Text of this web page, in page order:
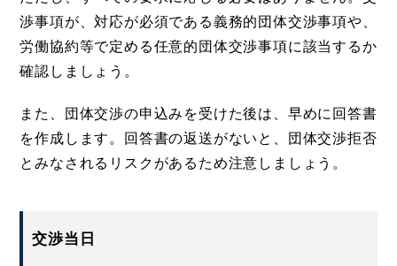
渉事項が、対応が必須である義務的団体交渉事項や、
労働協約等で定める任意的団体交渉事項に該当するか
確認しましょう。
また、団体交渉の申込みを受けた後は、早めに回答書
を作成します。回答書の返送がないと、団体交渉拒否
とみなされるリスクがあるため注意しましょう。
交渉当日